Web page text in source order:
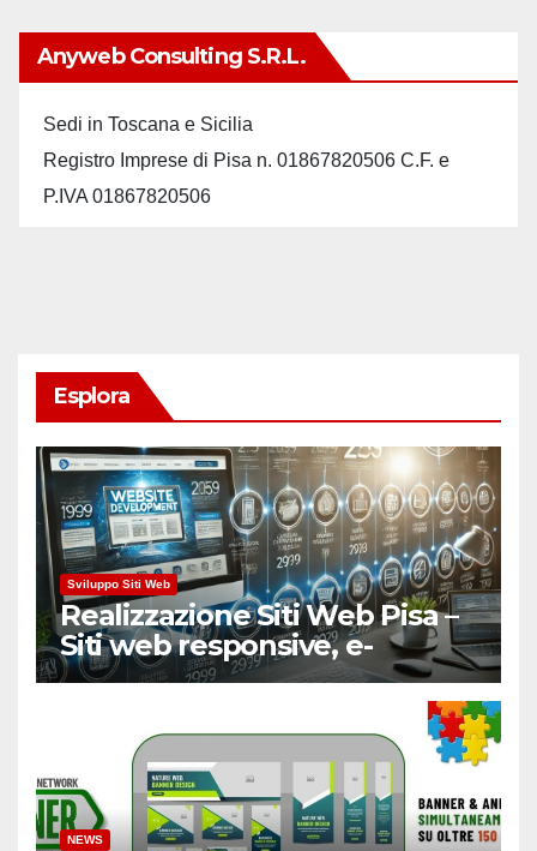
Anyweb Consulting S.r.L.
Sedi in Toscana e Sicilia
Registro Imprese di Pisa n. 01867820506 C.F. e
P.IVA 01867820506
Esplora
Sviluppo Siti Web
Realizzazione Siti Web Pisa –
Siti web responsive, e-
Commerce
NEWS